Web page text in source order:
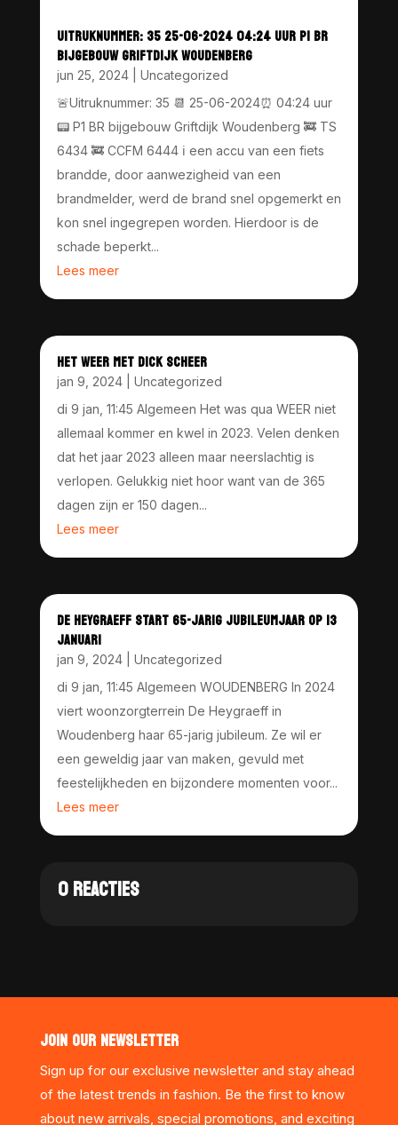
UITRUKNUMMER: 35 25-06-2024 04:24 UUR P1 BR
BIJGEBOUW GRIFTDIJK WOUDENBERG
jun 25, 2024| Uncategorized
🚨Uitruknummer: 35 📆 25-06-2024⏰ 04:24 uur
📟 P1 BR bijgebouw Griftdijk Woudenberg 🚒 TS
6434 🚒 CCFM 6444 ℹ️ een accu van een fiets
brandde, door aanwezigheid van een
brandmelder, werd de brand snel opgemerkt en
kon snel ingegrepen worden. Hierdoor is de
schade beperkt...
Lees meer
HET WEER MET DICK SCHEER
jan 9, 2024| Uncategorized
di 9 jan, 11:45 Algemeen Het was qua WEER niet
allemaal kommer en kwel in 2023. Velen denken
dat het jaar 2023 alleen maar neerslachtig is
verlopen. Gelukkig niet hoor want van de 365
dagen zijn er 150 dagen...
Lees meer
DE HEYGRAEFF START 65-JARIG JUBILEUMJAAR OP 13
JANUARI
jan 9, 2024| Uncategorized
di 9 jan, 11:45 Algemeen WOUDENBERG In 2024
viert woonzorgterrein De Heygraeff in
Woudenberg haar 65-jarig jubileum. Ze wil er
een geweldig jaar van maken, gevuld met
feestelijkheden en bijzondere momenten voor...
Lees meer
0 REACTIES
JOIN OUR NEWSLETTER
Sign up for our exclusive newsletter and stay ahead
of the latest trends in fashion. Be the first to know
about new arrivals, special promotions, and exciting